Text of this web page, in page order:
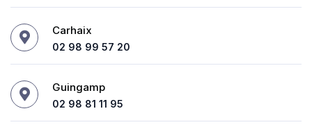
Carhaix
02 98 99 57 20
Guingamp
02 98 81 11 95